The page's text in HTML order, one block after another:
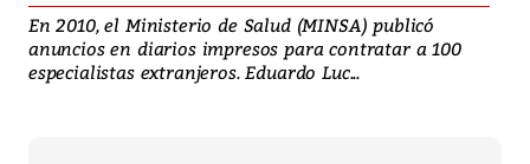
En 2010, el Ministerio de Salud (MINSA) publicó
anuncios en diarios impresos para contratar a 100
especialistas extranjeros. Eduardo Luc...